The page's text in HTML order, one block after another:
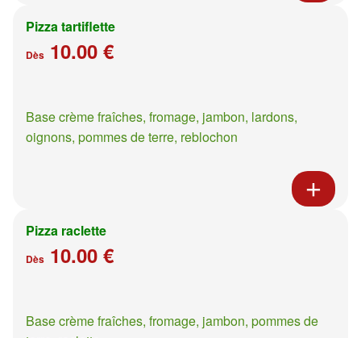
Pizza tartiflette
Dès 10.00 €
Base crème fraîches, fromage, jambon, lardons,
oignons, pommes de terre, reblochon
Pizza raclette
Dès 10.00 €
Base crème fraîches, fromage, jambon, pommes de